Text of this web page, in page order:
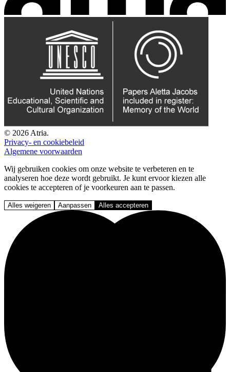
© 2026 Atria.
Privacy- en cookiebeleid
Algemene voorwaarden
Wij gebruiken cookies om onze website te verbeteren en te
analyseren hoe deze wordt gebruikt. Je kunt ervoor kiezen alle
cookies te accepteren of je voorkeuren aan te passen.
Alles weigeren Aanpassen Alles accepteren